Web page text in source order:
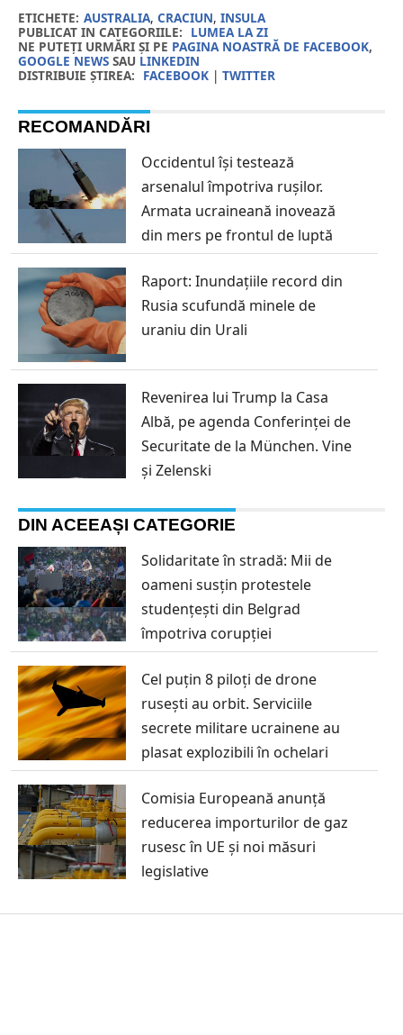
ETICHETE: AUSTRALIA, CRACIUN, INSULA
PUBLICAT IN CATEGORIILE: LUMEA LA ZI
NE PUTEȚI URMĂRI ȘI PE PAGINA NOASTRĂ DE FACEBOOK,
GOOGLE NEWSSAU LINKEDIN
DISTRIBUIE ȘTIREA: FACEBOOK| TWITTER
RECOMANDĂRI
Occidentul își testează
arsenalul împotriva rușilor.
Armata ucraineană inovează
din mers pe frontul de luptă
Raport: Inundațiile record din
Rusia scufundă minele de
uraniu din Urali
Revenirea lui Trump la Casa
Albă, pe agenda Conferinţei de
Securitate de la München. Vine
și Zelenski
DIN ACEEAȘI CATEGORIE
Solidaritate în stradă: Mii de
oameni susțin protestele
studențești din Belgrad
împotriva corupției
Cel puțin 8 piloți de drone
rusești au orbit. Serviciile
secrete militare ucrainene au
plasat explozibili în ochelari
Comisia Europeană anunță
reducerea importurilor de gaz
rusesc în UE și noi măsuri
legislative